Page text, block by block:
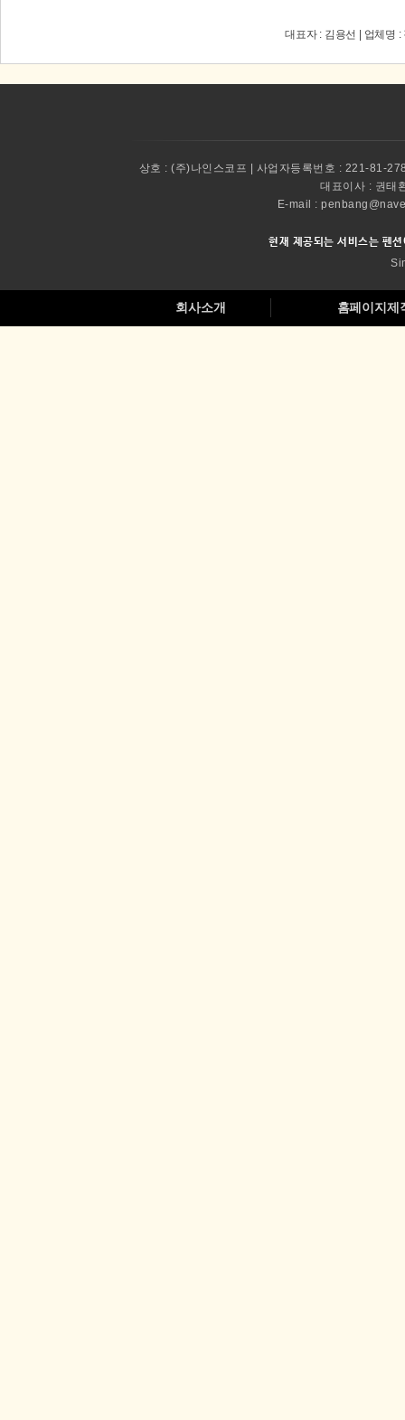
대표자 : 김용선 | 업체명
상호 : (주)나인스코프 | 사업자등록번호 : 221-81-
대표이사 : 권태
E-mail :
현재 제공되는 서비스는 펜
회사소개 홈페이지제